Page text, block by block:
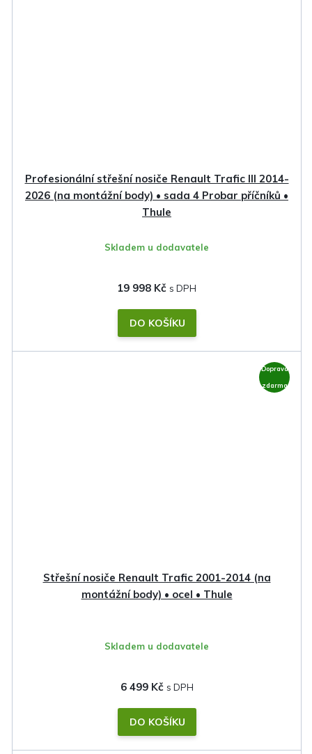
Profesionální střešní nosiče Renault Trafic III 2014-
2026 (na montážní body) • sada 4 Probar příčníků •
Thule
Skladem u dodavatele
19 998 Kč
DO KOŠÍKU
Doprava
zdarma
Střešní nosiče Renault Trafic 2001-2014 (na
montážní body) • ocel • Thule
Skladem u dodavatele
6 499 Kč
DO KOŠÍKU